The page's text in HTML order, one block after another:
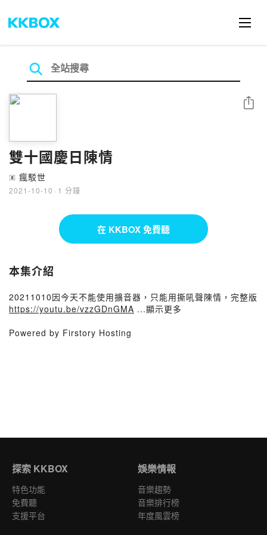
雙十國慶日陳情
🄴 瘋駁世
2021-10-10 · 1 分鐘
分享
在 KKBOX 免費聽
本集介紹
20211010因今天不能使用擴音器，只能用撕吼聲陳情，完整版
https://youtu.be/vzzGDnGMA ...顯示更多
Powered by Firstory Hosting
探索 KKBOX
特色功能
免費聽
支援平台
娛樂情報
音樂趨勢
音樂排行榜
年度風雲榜